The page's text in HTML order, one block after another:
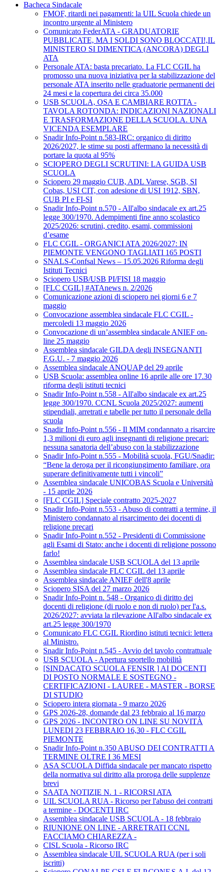
Bacheca Sindacale
FMOF, ritardi nei pagamenti: la UIL Scuola chiede un
incontro urgente al Ministero
Comunicato FederATA - GRADUATORIE
PUBBLICATE, MA I SOLDI SONO BLOCCATI!,IL
MINISTERO SI DIMENTICA (ANCORA) DEGLI
ATA
Personale ATA: basta precariato. La FLC CGIL ha
promosso una nuova iniziativa per la stabilizzazione del
personale ATA inserito nelle graduatorie permanenti dei
24 mesi e la copertura dei circa 35.000
USB SCUOLA, OSA E CAMBIARE ROTTA -
TAVOLA ROTONDA: INDICAZIONI NAZIONALI
E TRASFORMAZIONE DELLA SCUOLA. UNA
VICENDA ESEMPLARE
Snadir Info-Point n.583-IRC: organico di diritto
2026/2027, le stime su posti affermano la necessità di
portare la quota al 95%
SCIOPERO DEGLI SCRUTINI: LA GUIDA USB
SCUOLA
Sciopero 29 maggio CUB, ADL Varese, SGB, SI
Cobas, USI CIT, con adesione di USI 1912, SBN,
CUB PI e FI-SI
Snadir Info-Point n.570 - All'albo sindacale ex art.25
legge 300/1970. Adempimenti fine anno scolastico
2025/2026: scrutini, credito, esami, commissioni
d’esame
FLC CGIL - ORGANICI ATA 2026/2027: IN
PIEMONTE VENGONO TAGLIATI 165 POSTI
SNALS-Confsal News – 15.05.2026 Riforma degli
Istituti Tecnici
Sciopero USB/USB PI/FISI 18 maggio
[FLC CGIL] #ATAnews n. 2/2026
Comunicazione azioni di sciopero nei giorni 6 e 7
maggio
Convocazione assemblea sindacale FLC CGIL -
mercoledi 13 maggio 2026
Convocazione di un’assemblea sindacale ANIEF on-
line 25 maggio
Assemblea sindacale GILDA degli INSEGNANTI
F.G.U. - 7 maggio 2026
Assemblea sindacale ANQUAP del 29 aprile
USB Scuola: assemblea online 16 aprile alle ore 17.30
riforma degli istituti tecnici
Snadir Info-Point n.558 - All'albo sindacale ex art.25
legge 300/1970. CCNL Scuola 2025/2027: aumenti
stipendiali, arretrati e tabelle per tutto il personale della
scuola
Snadir Info-Point n.556 - Il MIM condannato a risarcire
1,3 milioni di euro agli insegnanti di religione precari:
nessuna sanatoria dell’abuso con la stabilizzazione
Snadir Info-Point n.555 - Mobilità scuola, FGU/Snadir:
“Bene la deroga per il ricongiungimento familiare, ora
superare definitivamente tutti i vincoli”
Assemblea sindacale UNICOBAS Scuola e Università
- 15 aprile 2026
[FLC CGIL] Speciale contratto 2025-2027
Snadir Info-Point n.553 - Abuso di contratti a termine, il
Ministero condannato al risarcimento dei docenti di
religione precari
Snadir Info-Point n.552 - Presidenti di Commissione
agli Esami di Stato: anche i docenti di religione possono
farlo!
Assemblea sindacale USB SCUOLA del 13 aprile
Assemblea sindacale FLC CGIL del 13 aprile
Assemblea sindacale ANIEF dell'8 aprile
Sciopero SISA del 27 marzo 2026
Snadir Info-Point n. 548 - Organico di diritto dei
docenti di religione (di ruolo e non di ruolo) per l'a.s.
2026/2027: avviata la rilevazione All'albo sindacale ex
art.25 legge 300/1970
Comunicato FLC CGIL Riordino istituti tecnici: lettera
al Ministro.
Snadir Info-Point n.545 - Avvio del tavolo contrattuale
USB SCUOLA - Apertura sportello mobilità
[SINDACATO SCUOLA FENSIR ] AI DOCENTI
DI POSTO NORMALE E SOSTEGNO -
CERTIFICAZIONI - LAUREE - MASTER - BORSE
DI STUDIO
Sciopero intera giornata - 9 marzo 2026
GPS 2026-28, domande dal 23 febbraio al 16 marzo
GPS 2026 - INCONTRO ON LINE SU NOVITÀ
LUNEDI 23 FEBBRAIO 16,30 - FLC CGIL
PIEMONTE
Snadir Info-Point n.350 ABUSO DEI CONTRATTI A
TERMINE OLTRE I 36 MESI
ASA SCUOLA Diffida sindacale per mancato rispetto
della normativa sul diritto alla proroga delle supplenze
brevi
SAATA NOTIZIE N. 1 - RICORSI ATA
UIL SCUOLA RUA - Ricorso per l'abuso dei contratti
a termine - DOCENTI IRC
Assemblea sindacale USB SCUOLA - 18 febbraio
RIUNIONE ON LINE - ARRETRATI CCNL
FACCIAMO CHIAREZZA -
CISL Scuola - Ricorso IRC
Assemblea sindacale UIL SCUOLA RUA (per i soli
iscritti)